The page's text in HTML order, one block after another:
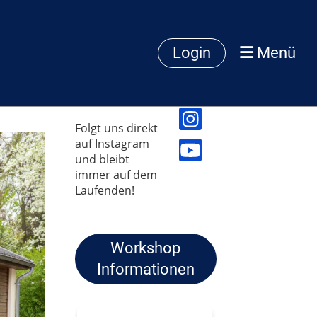
Login Menü
Folgt uns direkt
auf Instagram
und bleibt
immer auf dem
Laufenden!
Workshop
Informationen